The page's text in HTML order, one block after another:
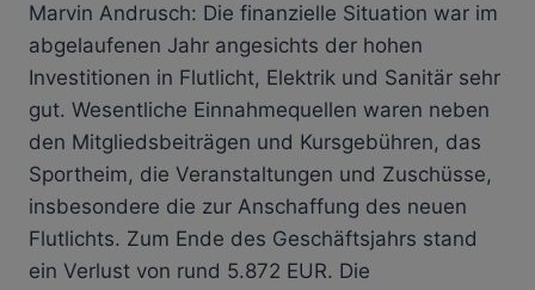
Marvin Andrusch: Die finanzielle Situation war im
abgelaufenen Jahr angesichts der hohen
Investitionen in Flutlicht, Elektrik und Sanitär sehr
gut. Wesentliche Einnahmequellen waren neben
den Mitgliedsbeiträgen und Kursgebühren, das
Sportheim, die Veranstaltungen und Zuschüsse,
insbesondere die zur Anschaffung des neuen
Flutlichts. Zum Ende des Geschäftsjahrs stand
ein Verlust von rund 5.872 EUR. Die